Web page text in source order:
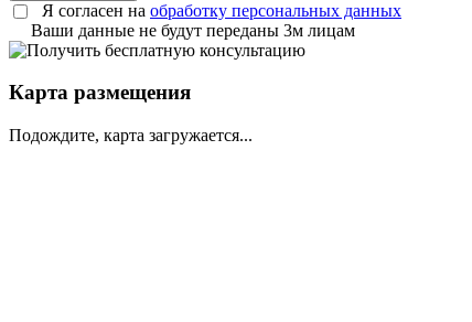
Я согласен на обработку персональных данных
Ваши данные не будут переданы 3м лицам
Карта размещения
Подождите, карта загружается...